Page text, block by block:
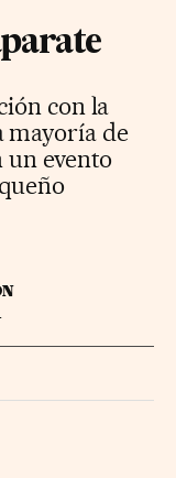
con la
mayoría de
un evento